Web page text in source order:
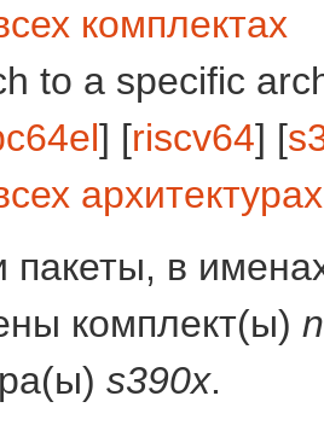
комплектах
to a specific
] [riscv64] [
архитектурах
пакеты, в
комплект(ы)
s390x.